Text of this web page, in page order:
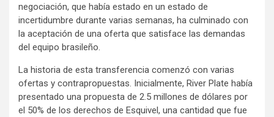
negociación, que había estado en un estado de
incertidumbre durante varias semanas, ha culminado con
la aceptación de una oferta que satisface las demandas
del equipo brasileño.
La historia de esta transferencia comenzó con varias
ofertas y contrapropuestas. Inicialmente, River Plate había
presentado una propuesta de 2.5 millones de dólares por
el 50% de los derechos de Esquivel, una cantidad que fue